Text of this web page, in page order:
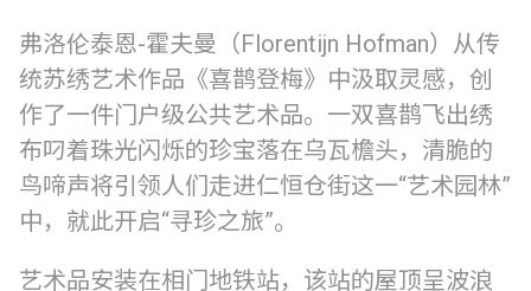
弗洛伦泰恩-霍夫曼（Florentijn Hofman）从传
统苏绣艺术作品《喜鹊登梅》中汲取灵感，创
作了一件门户级公共艺术品。一双喜鹊飞出绣
布叼着珠光闪烁的珍宝落在乌瓦檐头，清脆的
鸟啼声将引领人们走进仁恒仓街这一“艺术园林”
中，就此开启“寻珍之旅”。
艺术品安装在相门地铁站，该站的屋顶呈波浪